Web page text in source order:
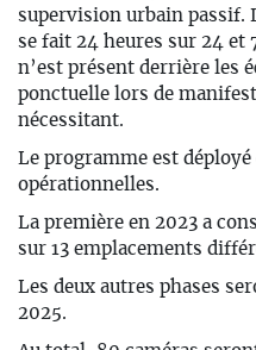
supervision urbain passif.
se fait 24 heures sur 24 et
n’est présent derrière les
ponctuelle lors de
nécessitant.
Le programme est
opérationnelles.
La première en 2023 a
sur 13 emplacements
Les deux autres phases
2025.